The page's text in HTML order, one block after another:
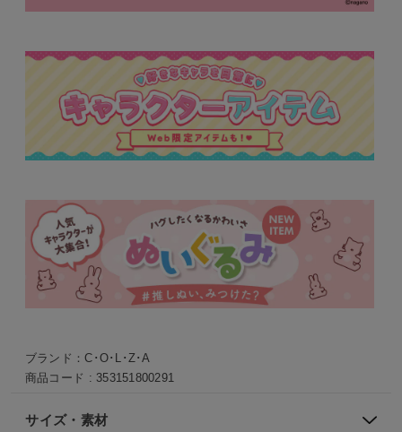
ブランド：C･O･L･Z･A
商品コード : 353151800291
サイズ・素材